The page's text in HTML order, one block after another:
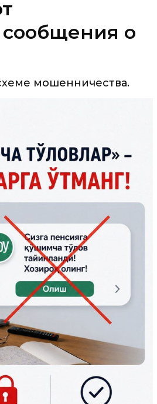
мошенничества.